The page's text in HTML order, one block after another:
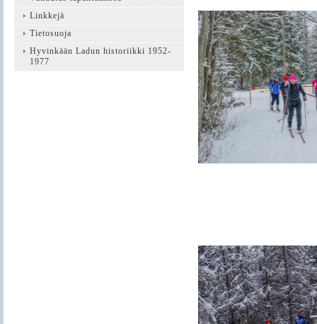
Linkkejä
Tietosuoja
Hyvinkään Ladun historiikki 1952-
1977